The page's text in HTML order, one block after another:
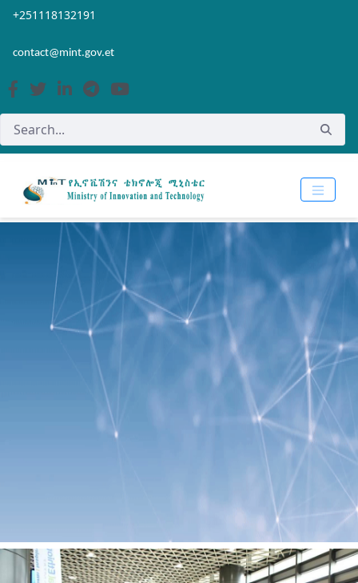
Skip to Main Content
Open Accessibility Menu
+251118132191
contact@mint.gov.et